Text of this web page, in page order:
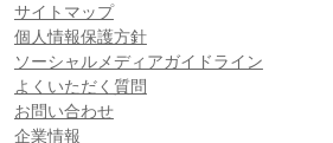
サイトマップ
個人情報保護方針
ソーシャルメディアガイドライン
よくいただく質問
お問い合わせ
企業情報